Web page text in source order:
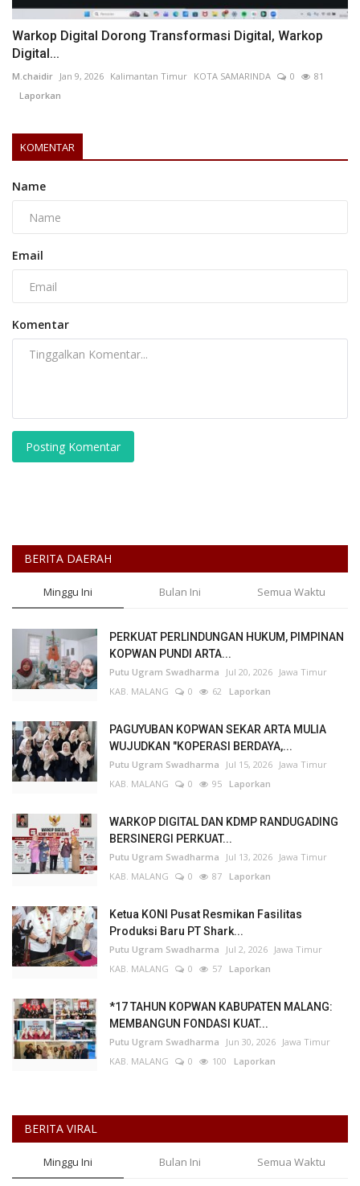
Warkop Digital Dorong Transformasi Digital, Warkop
Digital...
M.chaidir Jan 9, 2026 Kalimantan Timur KOTA SAMARINDA 0
81
Laporkan
KOMENTAR
Name
Email
Komentar
Posting Komentar
BERITA DAERAH
Minggu Ini Bulan Ini Semua Waktu
PERKUAT PERLINDUNGAN HUKUM, PIMPINAN
KOPWAN PUNDI ARTA...
Putu Ugram Swadharma Jul 20, 2026 Jawa Timur
KAB. MALANG
0 62 Laporkan
PAGUYUBAN KOPWAN SEKAR ARTA MULIA
WUJUDKAN "KOPERASI BERDAYA,...
Putu Ugram Swadharma Jul 15, 2026 Jawa Timur
KAB. MALANG
0 95 Laporkan
WARKOP DIGITAL DAN KDMP RANDUGADING
BERSINERGI PERKUAT...
Putu Ugram Swadharma Jul 13, 2026 Jawa Timur
KAB. MALANG
0 87 Laporkan
Ketua KONI Pusat Resmikan Fasilitas
Produksi Baru PT Shark...
Putu Ugram Swadharma Jul 2, 2026 Jawa Timur
KAB. MALANG
0 57 Laporkan
*17 TAHUN KOPWAN KABUPATEN MALANG:
MEMBANGUN FONDASI KUAT...
Putu Ugram Swadharma Jun 30, 2026 Jawa Timur
KAB. MALANG
0 100 Laporkan
BERITA VIRAL
Minggu Ini Bulan Ini Semua Waktu